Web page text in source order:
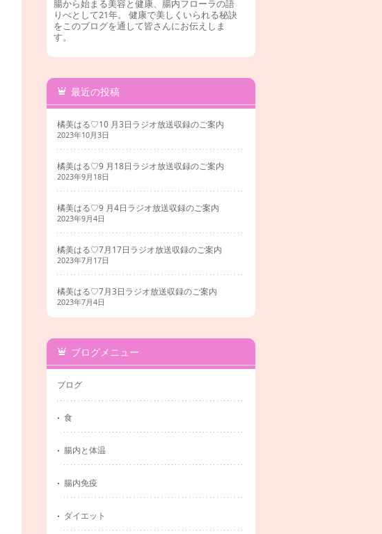
腸から始まる美容と健康、腸内フローラの語
りべとして21年。 健康で美しくいられる秘訣
をこのブログを通して皆さんにお伝えしま
す。
最近の投稿
橘美はる♡10 月3日ラジオ放送収録のご案内
2023年10月3日
橘美はる♡9 月18日ラジオ放送収録のご案内
2023年9月18日
橘美はる♡9 月4日ラジオ放送収録のご案内
2023年9月4日
橘美はる♡7月17日ラジオ放送収録のご案内
2023年7月17日
橘美はる♡7月3日ラジオ放送収録のご案内
2023年7月4日
ブログメニュー
ブログ
食
腸内と体温
腸内免疫
ダイエット